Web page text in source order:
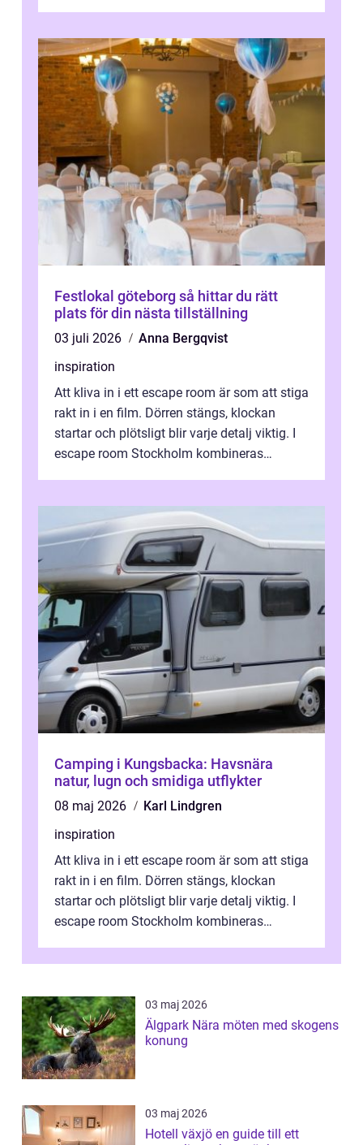
Festlokal göteborg så hittar du rätt
plats för din nästa tillställning
03 juli 2026
Anna Bergqvist
inspiration
Att kliva in i ett escape room är som att stiga
rakt in i en film. Dörren stängs, klockan
startar och plötsligt blir varje detalj viktig. I
escape room Stockholm kombineras
Camping i Kungsbacka: Havsnära
natur, lugn och smidiga utflykter
08 maj 2026
Karl Lindgren
inspiration
Att kliva in i ett escape room är som att stiga
rakt in i en film. Dörren stängs, klockan
startar och plötsligt blir varje detalj viktig. I
escape room Stockholm kombineras
03 maj 2026
Älgpark Nära möten med skogens
konung
03 maj 2026
Hotell växjö en guide till ett